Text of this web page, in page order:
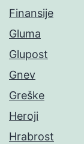
Finansije
Gluma
Glupost
Gnev
Greške
Heroji
Hrabrost